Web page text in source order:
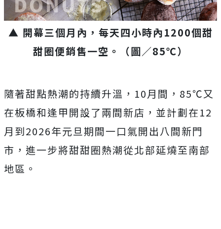
▲ 開幕三個月內，每天四小時內1200個甜
甜圈便銷售一空。（圖／85℃）
隨著甜點熱潮的持續升溫，10月間，85℃又
在板橋和逢甲開設了兩間新店，並計劃在12
月到2026年元旦期間一口氣開出八間新門
市，進一步將甜甜圈熱潮從北部延燒至南部
地區。